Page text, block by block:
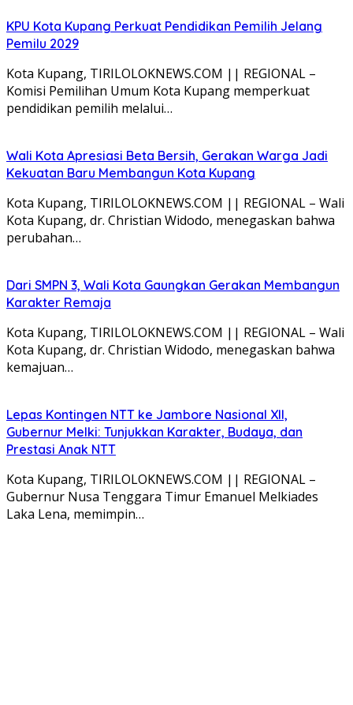
KPU Kota Kupang Perkuat Pendidikan Pemilih Jelang
Pemilu 2029
Kota Kupang, TIRILOLOKNEWS.COM || REGIONAL –
Komisi Pemilihan Umum Kota Kupang memperkuat
pendidikan pemilih melalui…
Wali Kota Apresiasi Beta Bersih, Gerakan Warga Jadi
Kekuatan Baru Membangun Kota Kupang
Kota Kupang, TIRILOLOKNEWS.COM || REGIONAL – Wali
Kota Kupang, dr. Christian Widodo, menegaskan bahwa
perubahan…
Dari SMPN 3, Wali Kota Gaungkan Gerakan Membangun
Karakter Remaja
Kota Kupang, TIRILOLOKNEWS.COM || REGIONAL – Wali
Kota Kupang, dr. Christian Widodo, menegaskan bahwa
kemajuan…
Lepas Kontingen NTT ke Jambore Nasional XII,
Gubernur Melki: Tunjukkan Karakter, Budaya, dan
Prestasi Anak NTT
Kota Kupang, TIRILOLOKNEWS.COM || REGIONAL –
Gubernur Nusa Tenggara Timur Emanuel Melkiades
Laka Lena, memimpin…